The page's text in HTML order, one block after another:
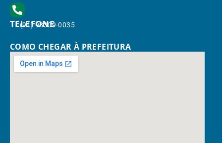
TELEFONE
(91) 98309-0035
COMO CHEGAR À PREFEITURA